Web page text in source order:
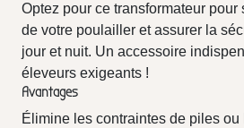
Optez pour ce transformateur
de votre poulailler et assurer la
jour et nuit. Un accessoire
éleveurs exigeants !
Avantages
Élimine les contraintes de piles ou